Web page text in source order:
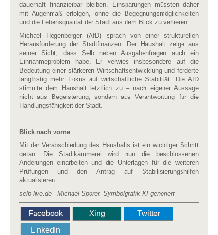
dauerhaft finanzierbar bleiben. Einsparungen müssten daher
mit Augenmaß erfolgen, ohne die Begegnungsmöglichkeiten
und die Lebensqualität der Stadt aus dem Blick zu verlieren.
Michael Hegenberger (AfD) sprach von einer strukturellen
Herausforderung der Stadtfinanzen. Der Haushalt zeige aus
seiner Sicht, dass Selb neben Ausgabenfragen auch ein
Einnahmeproblem habe. Er verwies insbesondere auf die
Bedeutung einer stärkeren Wirtschaftsentwicklung und forderte
langfristig mehr Fokus auf wirtschaftliche Stabilität. Die AfD
stimmte dem Haushalt letztlich zu – nach eigener Aussage
nicht aus Begeisterung, sondern aus Verantwortung für die
Handlungsfähigkeit der Stadt.
Blick nach vorne
Mit der Verabschiedung des Haushalts ist ein wichtiger Schritt
getan. Die Stadtkämmerei wird nun die beschlossenen
Änderungen einarbeiten und die Unterlagen für die weiteren
Prüfungen und den Antrag auf Stabilisierungshilfen
aktualisieren.
selb-live.de - Michael Sporer, Symbolgrafik KI-generiert
Facebook Xing
Twitter
LinkedIn